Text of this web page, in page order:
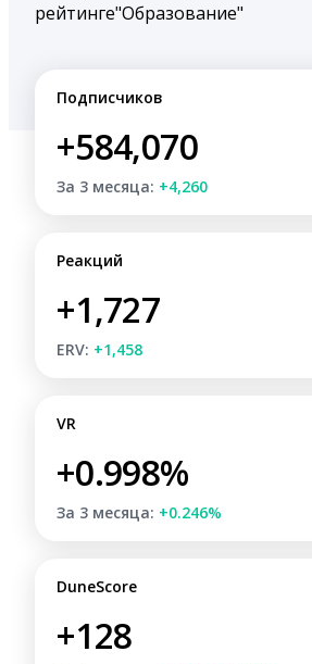
рейтинге"Образование"
Подписчиков
+584,070
За 3 месяца: +4,260
Реакций
+1,727
ERV: +1,458
VR
+0.998%
За 3 месяца: +0.246%
DuneScore
+128